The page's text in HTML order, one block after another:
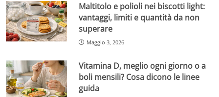
Maltitolo e polioli nei biscotti light:
vantaggi, limiti e quantità da non
superare
Maggio 3, 2026
Vitamina D, meglio ogni giorno o a
boli mensili? Cosa dicono le linee
guida